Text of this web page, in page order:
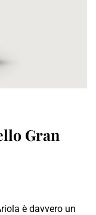
Gran
è davvero un